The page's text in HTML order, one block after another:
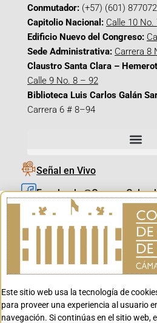
Conmutador: (+57) (601)
Capitolio Nacional: Calle 10 No.
Edificio Nuevo del Congreso:
Sede Administrativa: Carrera 8
Claustro Santa Clara –
Calle 9 No. 8 – 92
Biblioteca Luis Carlos Galán
Carrera 6 # 8–94
Señal en Vivo
X_@CamaraColombia
Youtube_@CanalCongreso
Este sitio web usa la tecnología de
para proveer una experiencia al usuario
navegación. Si continúas en el sitio web,